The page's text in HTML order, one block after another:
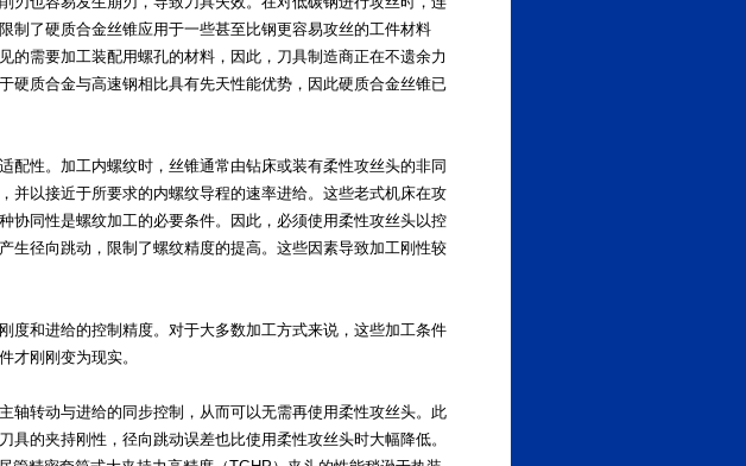
制了硬质合金丝锥应用于一些甚至比钢更容易攻丝的工件材料
的需要加工装配用螺孔的材料，因此，刀具制造商正在不遗余力
硬质合金与高速钢相比具有先天性能优势，因此硬质合金丝锥已
配性。加工内螺纹时，丝锥通常由钻床或装有柔性攻丝头的非同
并以接近于所要求的内螺纹导程的速率进给。这些老式机床在攻
协同性是螺纹加工的必要条件。因此，必须使用柔性攻丝头以控
生径向跳动，限制了螺纹精度的提高。这些因素导致加工刚性较
度和进给的控制精度。对于大多数加工方式来说，这些加工条件
才刚刚变为现实。
轴转动与进给的同步控制，从而可以无需再使用柔性攻丝头。此
具的夹持刚性，径向跳动误差也比使用柔性攻丝头时大幅降低。